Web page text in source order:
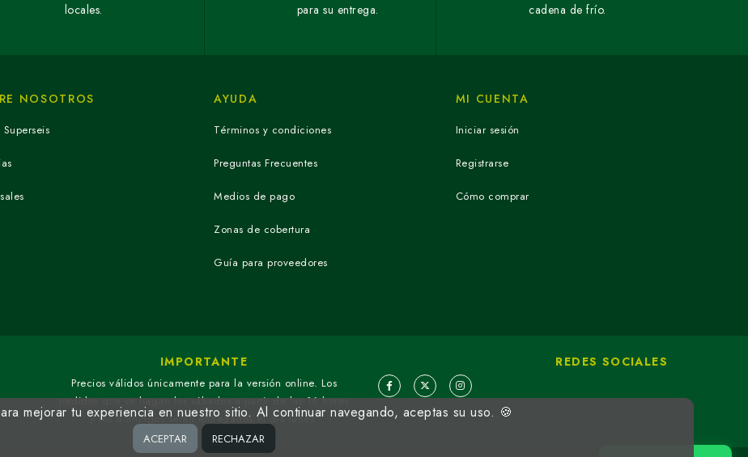
locales.
para su entrega.
cadena de frío.
NOSOTROS
Superseis
AYUDA
Términos y condiciones
Preguntas Frecuentes
Medios de pago
Zonas de cobertura
Guía para proveedores
MI CUENTA
Iniciar sesión
Registrarse
Cómo comprar
IMPORTANTE
Precios válidos únicamente para la versión online. Los
pedidos que se hagan los sábados a partir de las 16 horas
y los domingos serán entregados el día lunes.
REDES SOCIALES
mejorar tu experiencia en nuestro sitio. Al continuar navegando, aceptas su uso. 🍪
ACEPTAR RECHAZAR